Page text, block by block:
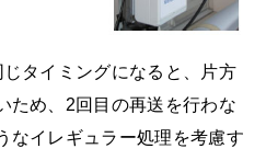
タイミングになると、片方
ため、2回目の再送を行わな
なイレギュラー処理を考慮す